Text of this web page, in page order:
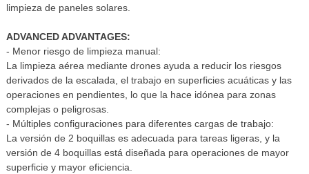
limpieza de paneles solares.
ADVANCED ADVANTAGES:
- Menor riesgo de limpieza manual:
La limpieza aérea mediante drones ayuda a reducir los riesgos
derivados de la escalada, el trabajo en superficies acuáticas y las
operaciones en pendientes, lo que la hace idónea para zonas
complejas o peligrosas.
- Múltiples configuraciones para diferentes cargas de trabajo:
La versión de 2 boquillas es adecuada para tareas ligeras, y la
versión de 4 boquillas está diseñada para operaciones de mayor
superficie y mayor eficiencia.